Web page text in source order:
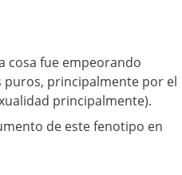
cosa fue empeorando
principalmente por el
principalmente).
de este fenotipo en